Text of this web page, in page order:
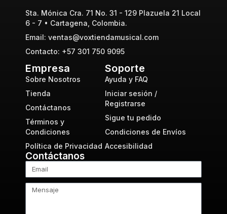
Sta. Mónica Cra. 71 No. 31 - 129 Plazuela 21 Local
6 - 7 • Cartagena, Colombia.
Email: ventas@voxtiendamusical.com
Contacto: +57 301 750 9095
Empresa
Sobre Nosotros
Tienda
Contáctanos
Términos y
Condiciones
Política de Privacidad
Soporte
Ayuda y FAQ
Iniciar sesión /
Registrarse
Sigue tu pedido
Condiciones de Envíos
Accesibilidad
Contáctanos